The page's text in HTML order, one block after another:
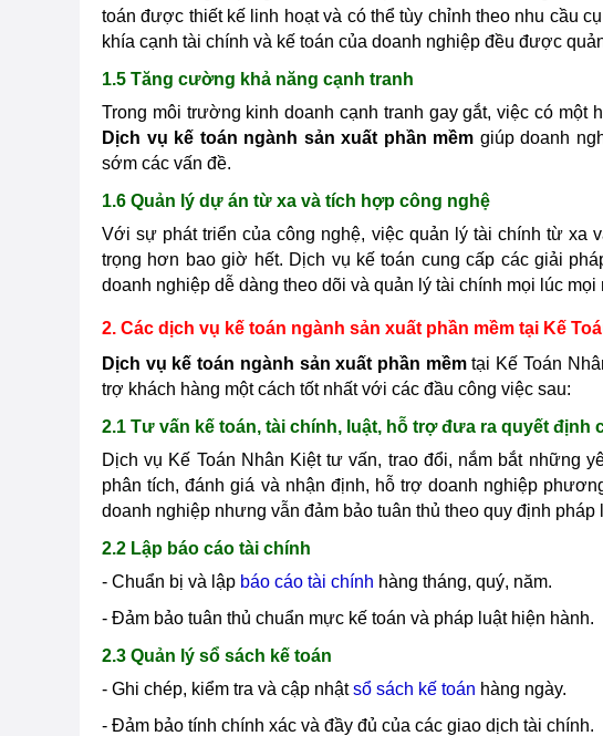
toán được thiết kế linh hoạt và có thể tùy chỉnh theo nhu cầu
khía cạnh tài chính và kế toán của doanh nghiệp đều được
1.5 Tăng cường khả năng cạnh tranh
Trong môi trường kinh doanh cạnh tranh gay gắt, việc có một
Dịch vụ kế toán ngành sản xuất phần mềm giúp doanh
sớm các vấn đề.
1.6 Quản lý dự án từ xa và tích hợp công nghệ
Với sự phát triển của công nghệ, việc quản lý tài chính từ xa
trọng hơn bao giờ hết. Dịch vụ kế toán cung cấp các giải
doanh nghiệp dễ dàng theo dõi và quản lý tài chính mọi lúc mọi
2. Các dịch vụ kế toán ngành sản xuất phần mềm tại Kế
Dịch vụ kế toán ngành sản xuất phần mềmtại Kế Toán
trợ khách hàng một cách tốt nhất với các đầu công việc sau:
2.1 Tư vấn kế toán, tài chính, luật, hỗ trợ đưa ra quyết định
Dịch vụ Kế Toán Nhân Kiệt tư vấn, trao đổi, nắm bắt những
phân tích, đánh giá và nhận định, hỗ trợ doanh nghiệp
doanh nghiệp nhưng vẫn đảm bảo tuân thủ theo quy định pháp
2.2 Lập báo cáo tài chính
- Chuẩn bị và lập báo cáo tài chính hàng tháng, quý, năm.
- Đảm bảo tuân thủ chuẩn mực kế toán và pháp luật hiện hành.
2.3 Quản lý sổ sách kế toán
- Ghi chép, kiểm tra và cập nhậtsổ sách kế toán hàng ngày.
- Đảm bảo tính chính xác và đầy đủ của các giao dịch tài chính.